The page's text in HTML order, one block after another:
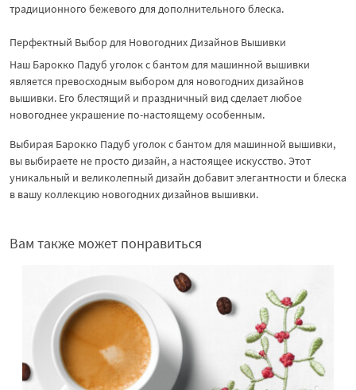
традиционного бежевого для дополнительного блеска.
Перфектный Выбор для Новогодних Дизайнов Вышивки
Наш Барокко Падуб уголок с бантом для машинной вышивки
является превосходным выбором для новогодних дизайнов
вышивки. Его блестящий и праздничный вид сделает любое
новогоднее украшение по-настоящему особенным.
Выбирая Барокко Падуб уголок с бантом для машинной вышивки,
вы выбираете не просто дизайн, а настоящее искусство. Этот
уникальный и великолепный дизайн добавит элегантности и блеска
в вашу коллекцию новогодних дизайнов вышивки.
Вам также может понравиться